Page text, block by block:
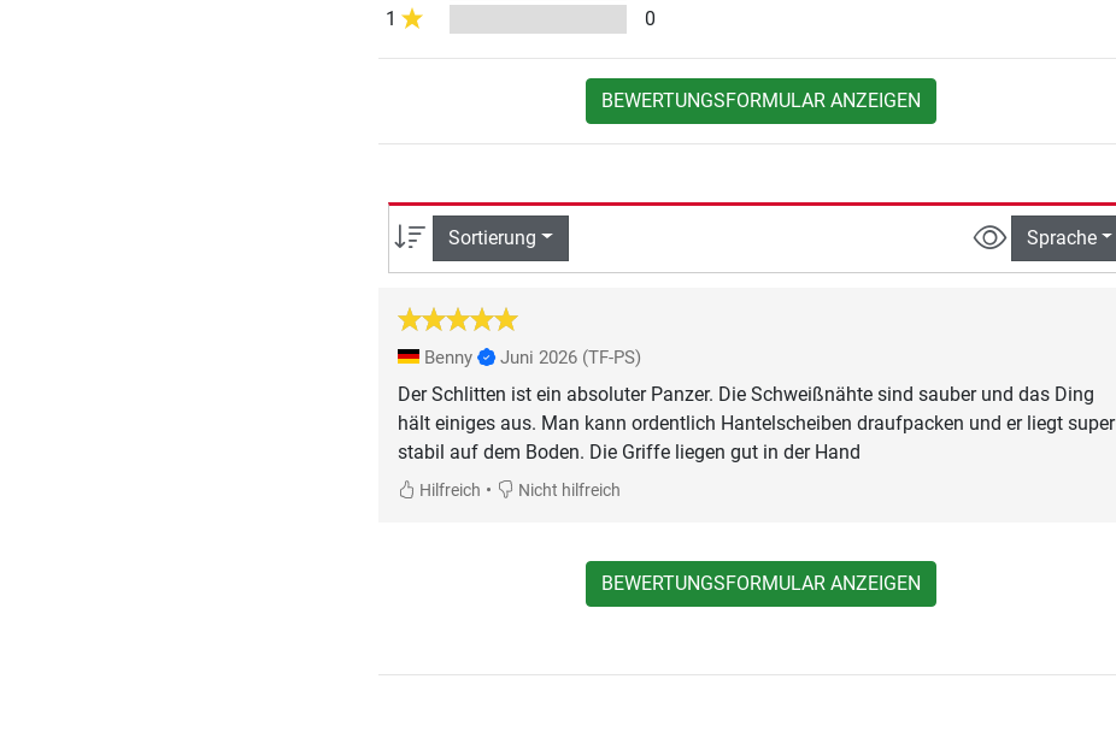
1
0
BEWERTUNGSFORMULAR ANZEIGEN
Sortierung Sprache
Benny Juni 2026 (TF-PS)
Der Schlitten ist ein absoluter Panzer. Die Schweißnähte sind sauber und das Ding
hält einiges aus. Man kann ordentlich Hantelscheiben draufpacken und er liegt super
stabil auf dem Boden. Die Griffe liegen gut in der Hand
Hilfreich • Nicht hilfreich
BEWERTUNGSFORMULAR ANZEIGEN